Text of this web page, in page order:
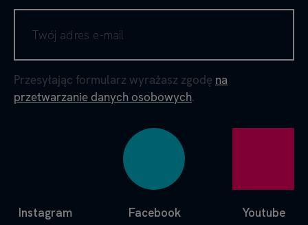
Przesyłając formularz wyrażasz zgodę na
przetwarzanie danych osobowych.
Facebook
Instagram Youtube